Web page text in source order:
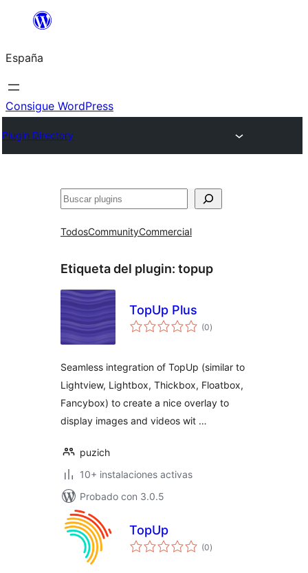
Saltar
contenido
España
Consigue WordPress
Plugin Directory
Buscar
TodosCommunityCommercial
Etiqueta del plugin: topup
TopUp Plus
(0valoraciones
en
)
Seamless integration of TopUp (similar to
Lightview, Lightbox, Thickbox, Floatbox,
Fancybox) to create a nice overlay to
display images and videos wit …
puzich
10+ instalaciones activas
Probado con 3.0.5
TopUp
(0valoraciones
en
)